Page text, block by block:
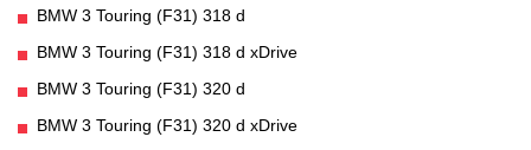
BMW 3 Touring (F31) 318 d
BMW 3 Touring (F31) 318 d xDrive
BMW 3 Touring (F31) 320 d
BMW 3 Touring (F31) 320 d xDrive